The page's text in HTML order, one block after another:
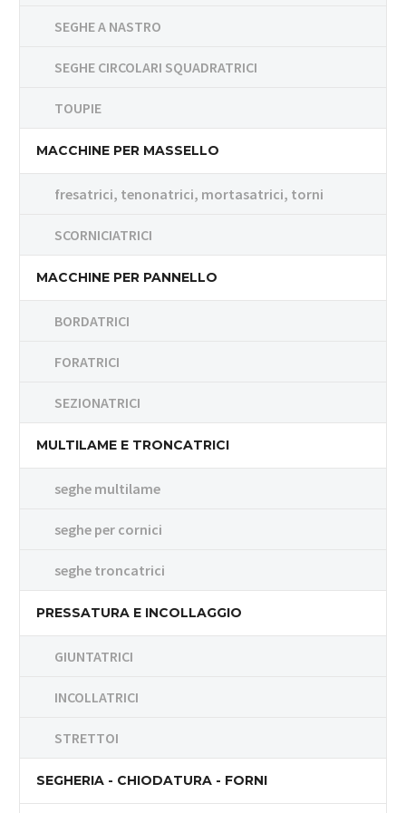
SEGHE A NASTRO
SEGHE CIRCOLARI SQUADRATRICI
TOUPIE
MACCHINE PER MASSELLO
fresatrici, tenonatrici, mortasatrici, torni
SCORNICIATRICI
MACCHINE PER PANNELLO
BORDATRICI
FORATRICI
SEZIONATRICI
MULTILAME E TRONCATRICI
seghe multilame
seghe per cornici
seghe troncatrici
PRESSATURA E INCOLLAGGIO
GIUNTATRICI
INCOLLATRICI
STRETTOI
SEGHERIA - CHIODATURA - FORNI